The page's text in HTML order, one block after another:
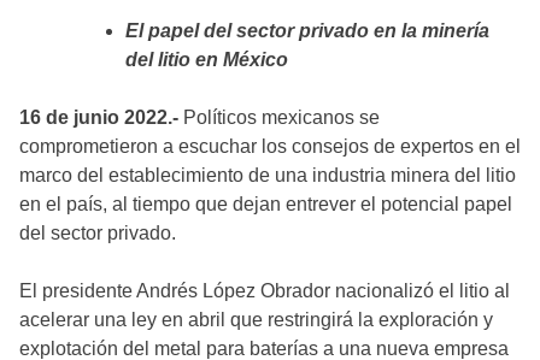
El papel del sector privado en la minería
del litio en México
16 de junio 2022.- Políticos mexicanos se
comprometieron a escuchar los consejos de expertos en el
marco del establecimiento de una industria minera del litio
en el país, al tiempo que dejan entrever el potencial papel
del sector privado.
El presidente Andrés López Obrador nacionalizó el litio al
acelerar una ley en abril que restringirá la exploración y
explotación del metal para baterías a una nueva empresa